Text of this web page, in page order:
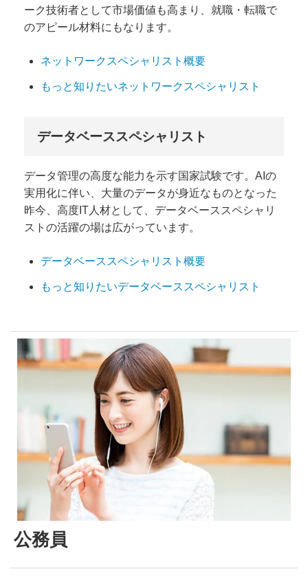
ーク技術者として市場価値も高まり、就職・転職で
のアピール材料にもなります。
ネットワークスペシャリスト概要
もっと知りたいネットワークスペシャリスト
データベーススペシャリスト
データ管理の高度な能力を示す国家試験です。AIの
実用化に伴い、大量のデータが身近なものとなった
昨今、高度IT人材として、データベーススペシャリ
ストの活躍の場は広がっています。
データベーススペシャリスト概要
もっと知りたいデータベーススペシャリスト
公務員